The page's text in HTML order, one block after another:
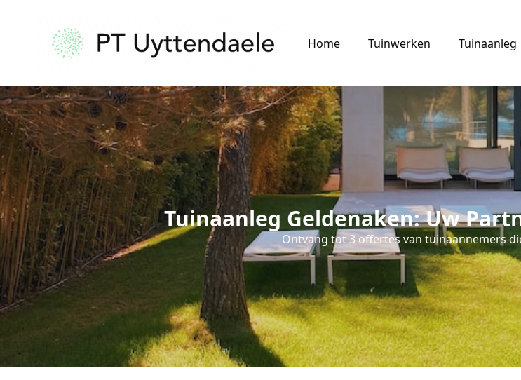
Home Tuinwerken Tuinaanleg
Tuinaanleg Geldenaken: Uw
Ontvang tot 3 offertes van tuinaannemers